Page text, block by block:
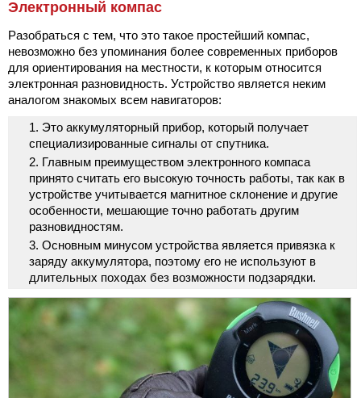
Электронный компас
Разобраться с тем, что это такое простейший компас,
невозможно без упоминания более современных приборов
для ориентирования на местности, к которым относится
электронная разновидность. Устройство является неким
аналогом знакомых всем навигаторов:
Это аккумуляторный прибор, который получает
специализированные сигналы от спутника.
Главным преимуществом электронного компаса
принято считать его высокую точность работы, так как в
устройстве учитывается магнитное склонение и другие
особенности, мешающие точно работать другим
разновидностям.
Основным минусом устройства является привязка к
заряду аккумулятора, поэтому его не используют в
длительных походах без возможности подзарядки.